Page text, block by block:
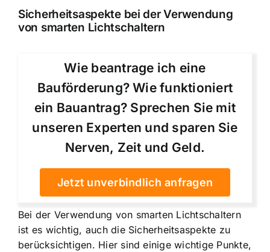
Sicherheitsaspekte bei der Verwendung
von smarten Lichtschaltern
Wie beantrage ich eine
Bauförderung? Wie funktioniert
ein Bauantrag? Sprechen Sie mit
unseren Experten und sparen Sie
Nerven, Zeit und Geld.
Jetzt unverbindlich anfragen
Bei der Verwendung von smarten Lichtschaltern
ist es wichtig, auch die Sicherheitsaspekte zu
berücksichtigen. Hier sind einige wichtige Punkte,